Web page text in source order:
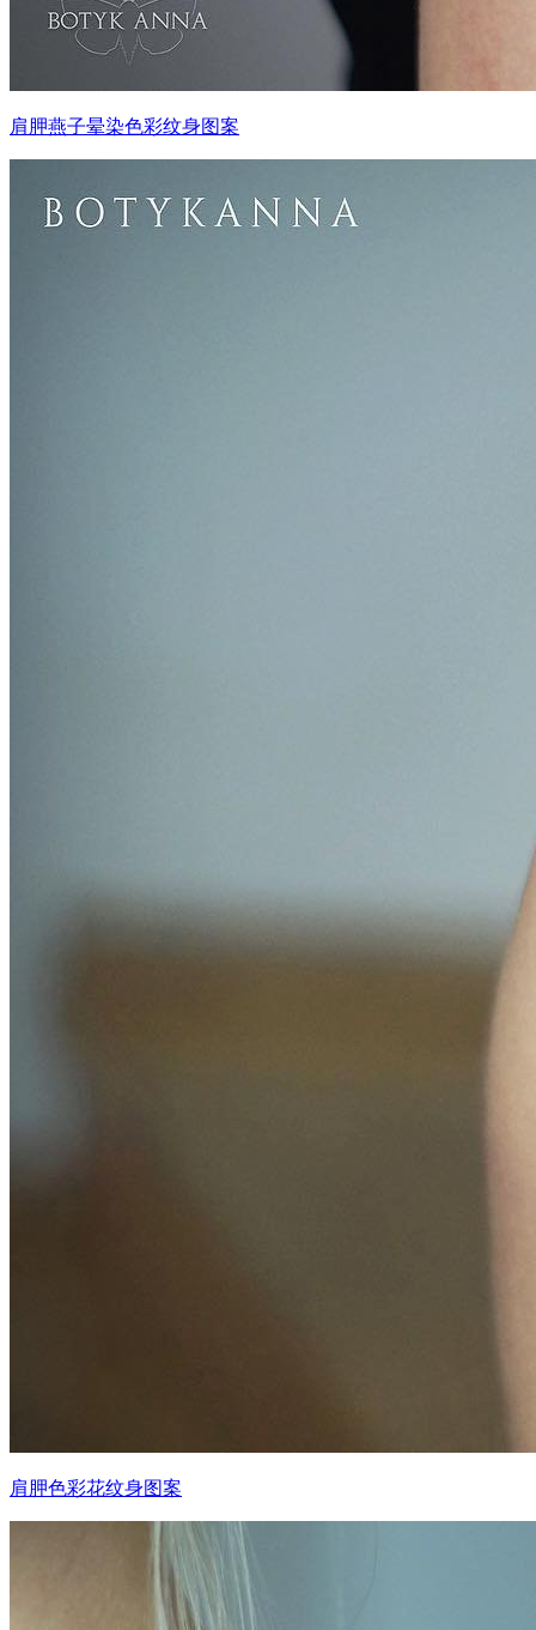
肩胛燕子晕染色彩纹身图案
肩胛色彩花纹身图案